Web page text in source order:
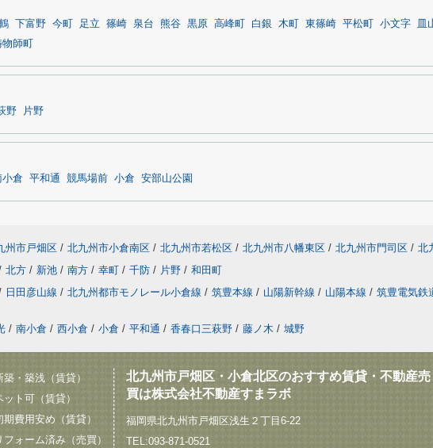
下富野 今町 足立 篠崎 泉台 熊谷 黒原 高峰町 白銀 木町 東篠崎 平松町 小文字 皿
師町
野 片野
小倉 平和通 競馬場前 小倉 安部山公園
州市戸畑区 / 北九州市小倉南区 / 北九州市若松区 / 北九州市八幡東区 / 北九州市門司区 / 北
北方 / 新池 / 南方 / 幸町 / 千防 / 片野 / 和田町
日田彦山線 / 北九州都市モノレール小倉線 / 筑豊本線 / 山陽新幹線 / 山陽本線 / 筑豊電気鉄
/ 南小倉 / 西小倉 / 小倉 / 平和通 / 香春口三萩野 / 藤ノ木 / 城野
築・築浅（賃貸）
ット可（賃貸）
期費用安め（賃貸）
フォーム済み（売買）
北九州市戸畑区・小倉北区のおすすめ賃貸・不動産売
買は株式会社不動産すまラボ
福岡県北九州市戸畑区浅生２丁目6-22
TEL:093-871-0521